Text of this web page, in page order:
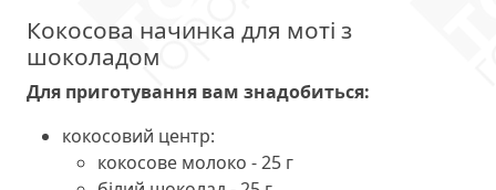
Кокосова начинка для моті з
шоколадом
Для приготування вам знадобиться:
кокосовий центр:
кокосове молоко - 25 г